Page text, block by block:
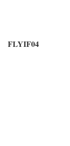
FLYIF04